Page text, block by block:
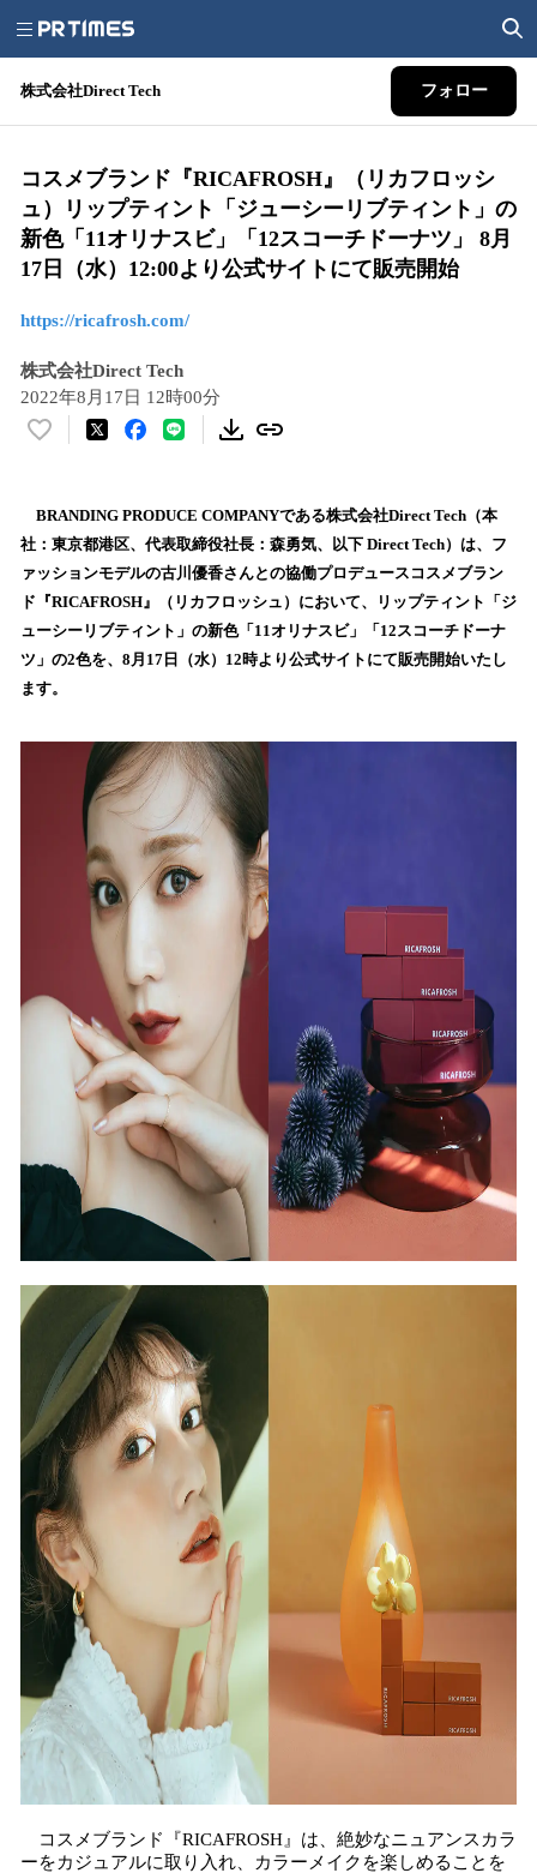
株式会社Direct Tech フォロー
コスメブランド『RICAFROSH』（リカフロッシ
ュ）リップティント「ジューシーリブティント」の
新色「11オリナスビ」「12スコーチドーナツ」 8月
17日（水）12:00より公式サイトにて販売開始
https://ricafrosh.com/
株式会社Direct Tech
2022年8月17日 12時00分
い
！
数
を
読
込
み
中
す
BRANDING PRODUCE COMPANYである株式会社Direct Tech（本
社：東京都港区、代表取締役社長：森勇気、以下 Direct Tech）は、フ
ァッションモデルの古川優香さんとの協働プロデュースコスメブラン
ド『RICAFROSH』（リカフロッシュ）において、リップティント「ジ
ューシーリブティント」の新色「11オリナスビ」「12スコーチドーナ
ツ」の2色を、8月17日（水）12時より公式サイトにて販売開始いたし
ます。
コスメブランド『RICAFROSH』は、絶妙なニュアンスカラ
ーをカジュアルに取り入れ、カラーメイクを楽しめることを